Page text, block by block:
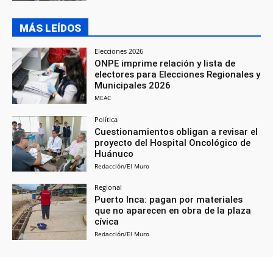
MÁS LEÍDOS
Elecciones 2026
ONPE imprime relación y lista de
electores para Elecciones Regionales y
Municipales 2026
MEAC
Política
Cuestionamientos obligan a revisar el
proyecto del Hospital Oncológico de
Huánuco
Redacción/El Muro
Regional
Puerto Inca: pagan por materiales
que no aparecen en obra de la plaza
cívica
Redacción/El Muro